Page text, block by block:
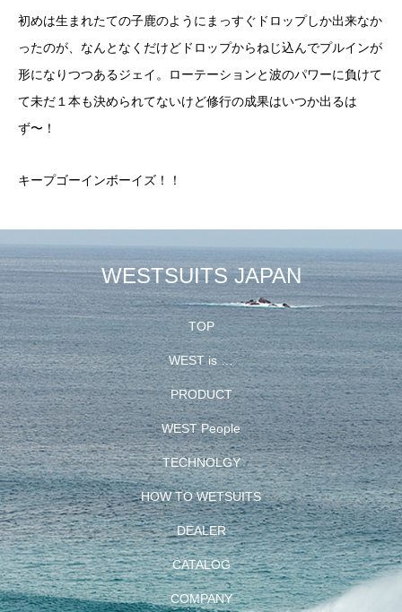
初めは生まれたての子鹿のようにまっすぐドロップしか出来なか
ったのが、なんとなくだけどドロップからねじ込んでプルインが
形になりつつあるジェイ。ローテーションと波のパワーに負けて
て未だ１本も決められてないけど修行の成果はいつか出るは
ず〜！
キープゴーインボーイズ！！
WESTSUITS JAPAN
TOP
WEST is …
PRODUCT
WEST People
TECHNOLGY
HOW TO WETSUITS
DEALER
CATALOG
COMPANY